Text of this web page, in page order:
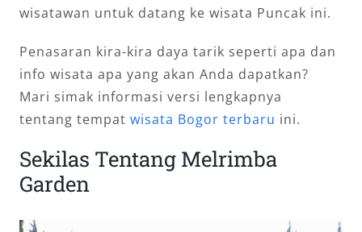
wisatawan untuk datang ke wisata Puncak ini.
Penasaran kira-kira daya tarik seperti apa dan
info wisata apa yang akan Anda dapatkan?
Mari simak informasi versi lengkapnya
tentang tempat wisata Bogor terbaru ini.
Sekilas Tentang Melrimba
Garden